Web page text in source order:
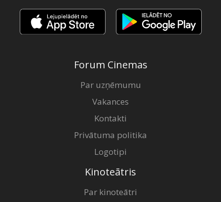
Kino
Klubs
Forum Cinemas
Par uzņēmumu
Vakances
Kontakti
Privātuma politika
Logotipi
Kinoteātris
Par kinoteātri